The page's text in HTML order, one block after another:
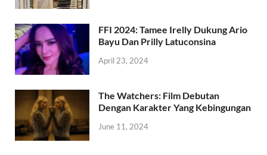
FFI 2024: Tamee Irelly Dukung Ario
Bayu Dan Prilly Latuconsina
April 23, 2024
The Watchers: Film Debutan
Dengan Karakter Yang Kebingungan
June 11, 2024